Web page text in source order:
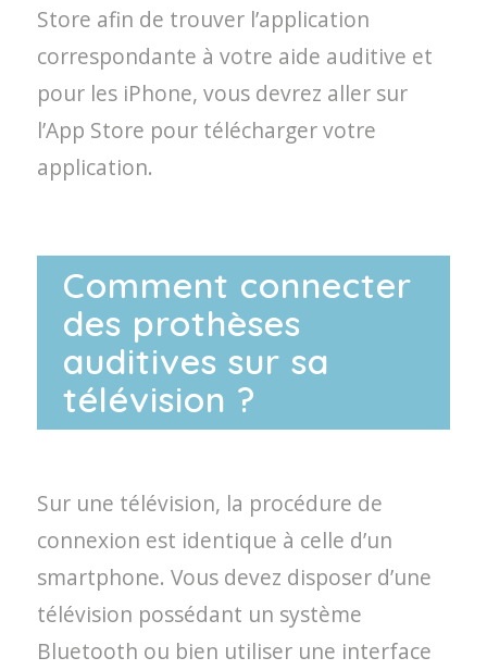
Store afin de trouver l’application
correspondante à votre aide auditive et
pour les iPhone, vous devrez aller sur
l’App Store pour télécharger votre
application.
Comment connecter
des prothèses
auditives sur sa
télévision ?
Sur une télévision, la procédure de
connexion est identique à celle d’un
smartphone. Vous devez disposer d’une
télévision possédant un système
Bluetooth ou bien utiliser une interface